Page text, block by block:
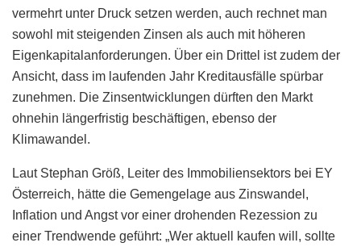
vermehrt unter Druck setzen werden, auch rechnet man
sowohl mit steigenden Zinsen als auch mit höheren
Eigenkapitalanforderungen. Über ein Drittel ist zudem der
Ansicht, dass im laufenden Jahr Kreditausfälle spürbar
zunehmen. Die Zinsentwicklungen dürften den Markt
ohnehin längerfristig beschäftigen, ebenso der
Klimawandel.
Laut Stephan Größ, Leiter des Immobiliensektors bei EY
Österreich, hätte die Gemengelage aus Zinswandel,
Inflation und Angst vor einer drohenden Rezession zu
einer Trendwende geführt: „Wer aktuell kaufen will, sollte